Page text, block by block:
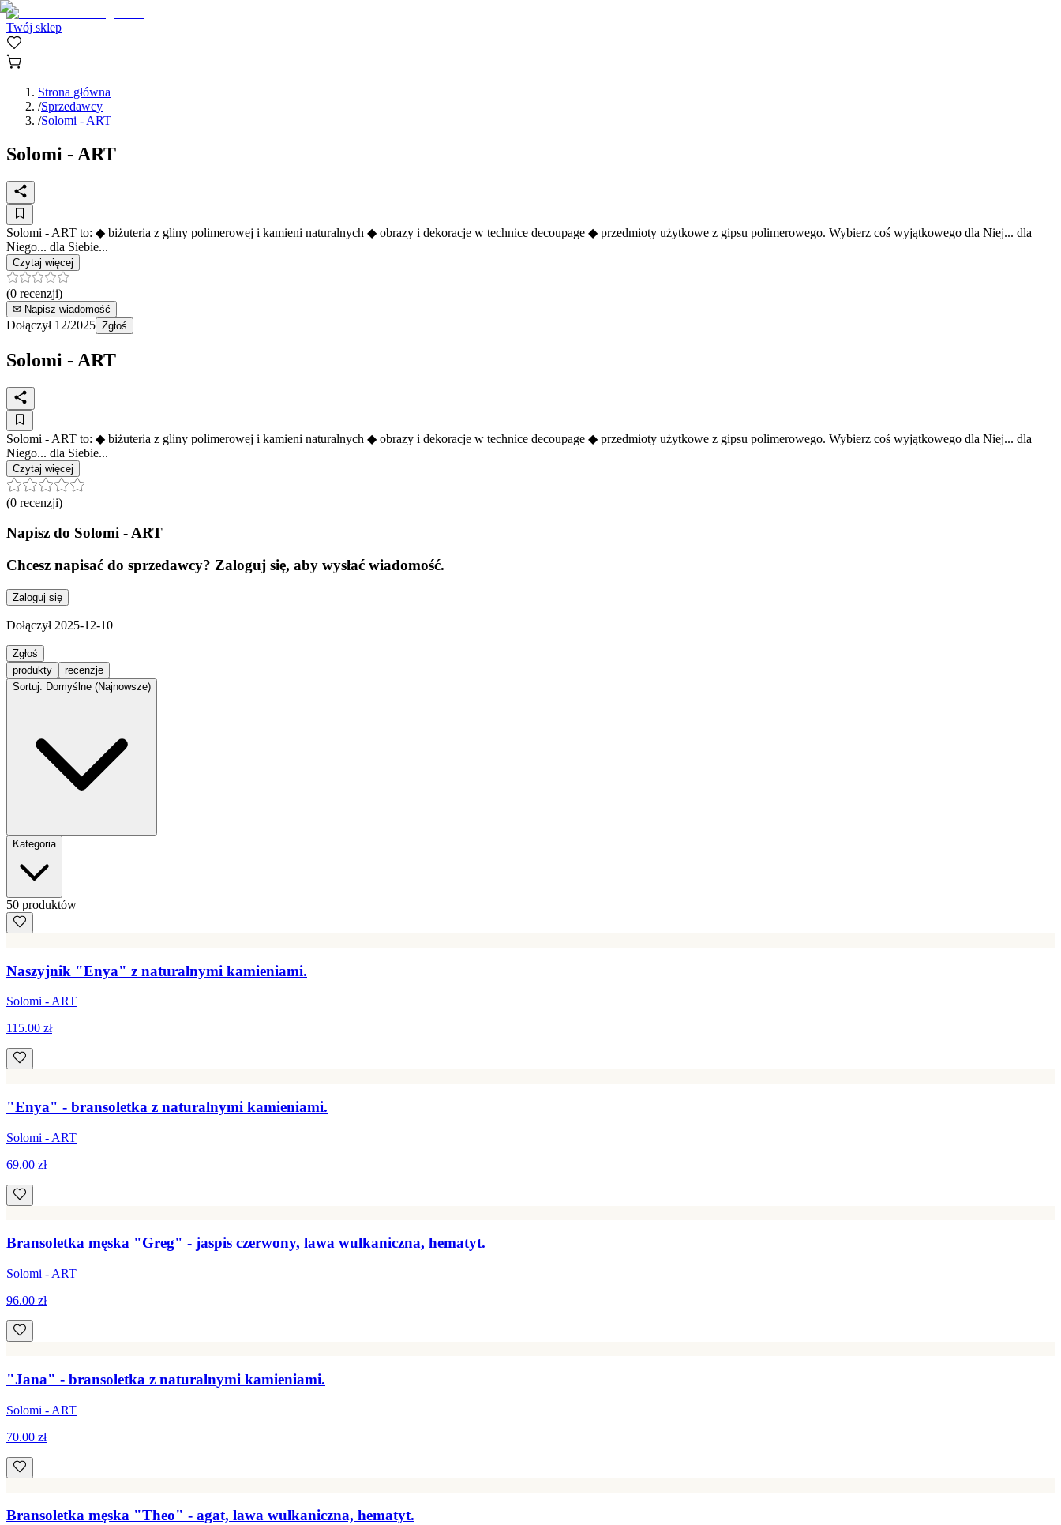
Twój sklep
Strona główna
/Sprzedawcy
/Solomi - ART
Solomi - ART
Solomi - ART to: ◆ biżuteria z gliny polimerowej i kamieni naturalnych ◆ obrazy i dekoracje w technice decoupage ◆ przedmioty użytkowe z gipsu polimerowego. Wybierz coś wyjątkowego dla Niej... dla
Niego... dla Siebie...
Czytaj więcej
(0 recenzji)
✉ Napisz wiadomość
Dołączył 12/2025 Zgłoś
Solomi - ART
Solomi - ART to: ◆ biżuteria z gliny polimerowej i kamieni naturalnych ◆ obrazy i dekoracje w technice decoupage ◆ przedmioty użytkowe z gipsu polimerowego. Wybierz coś wyjątkowego dla Niej... dla
Niego... dla Siebie...
Czytaj więcej
(0 recenzji)
Napisz do Solomi - ART
Chcesz napisać do sprzedawcy? Zaloguj się, aby wysłać wiadomość.
Zaloguj się
Dołączył 2025-12-10
Zgłoś
produkty
recenzje
Sortuj: Domyślne (Najnowsze)
Kategoria
50 produktów
Naszyjnik "Enya" z naturalnymi kamieniami.
Solomi - ART
115.00 zł
"Enya" - bransoletka z naturalnymi kamieniami.
Solomi - ART
69.00 zł
Bransoletka męska "Greg" - jaspis czerwony, lawa wulkaniczna, hematyt.
Solomi - ART
96.00 zł
"Jana" - bransoletka z naturalnymi kamieniami.
Solomi - ART
70.00 zł
Bransoletka męska "Theo" - agat, lawa wulkaniczna, hematyt.